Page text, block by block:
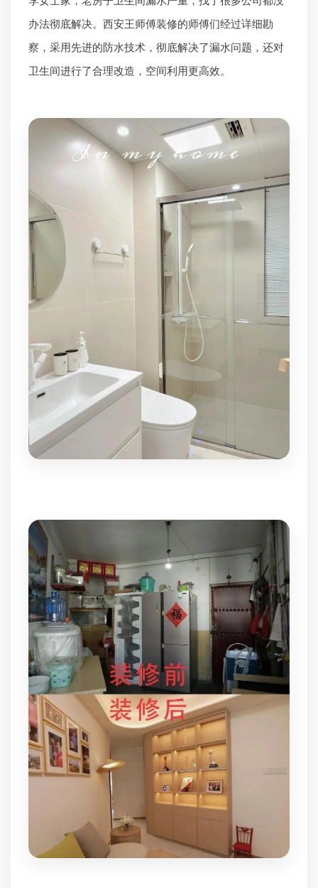
办法彻底解决。西安王师傅装修的师傅们经过详细勘
察，采用先进的防水技术，彻底解决了漏水问题，还对
卫生间进行了合理改造，空间利用更高效。